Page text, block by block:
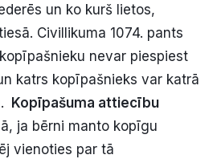
un ko kurš lietos,
Civillikuma 1074. pants
nevar piespiest
katrs kopīpašnieks var katrā
Kopīpašuma attiecību
ja bērni manto kopīgu
vienoties par tā